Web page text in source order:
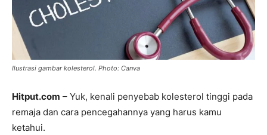
Ilustrasi gambar kolesterol. Photo: Canva
Hitput.com – Yuk, kenali penyebab kolesterol tinggi pada
remaja dan cara pencegahannya yang harus kamu
ketahui.